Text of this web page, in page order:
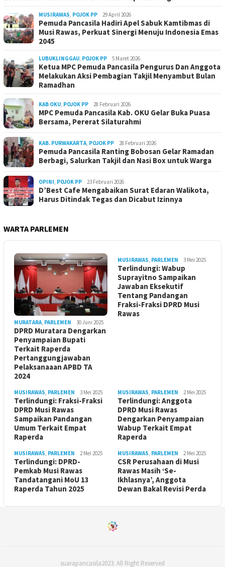
MUSIRAWAS, POJOK PP 29 April 2026
Pemuda Pancasila Hadiri Apel Sabuk Kamtibmas di
Musi Rawas, Perkuat Sinergi Menuju Indonesia Emas
2045
LUBUKLINGGAU, POJOK PP 5 Maret 2026
Ketua MPC Pemuda Pancasila Pengurus Dan Anggota
Melakukan Aksi Pembagian Takjil Menyambut Bulan
Ramadhan
KAB OKU, POJOK PP 28 Februari 2026
MPC Pemuda Pancasila Kab. OKU Gelar Buka Puasa
Bersama, Pererat Silaturahmi
KAB. PURWAKARTA, POJOK PP 28 Februari 2026
Pemuda Pancasila Ranting Bobosan Gelar Ramadan
Berbagi, Salurkan Takjil dan Nasi Box untuk Warga
OPINI, POJOK PP 23 Februari 2026
D’Best Cafe Mengabaikan Surat Edaran Walikota,
Harus Ditindak Tegas dan Dicabut Izinnya
WARTA PARLEMEN
MURATARA, PARLEMEN 30 Juni 2025
DPRD Muratara Dengarkan
Penyampaian Bupati
Terkait Raperda
Pertanggungjawaban
Pelaksanaaan APBD TA
2024
MUSIRAWAS, PARLEMEN 3 Mei 2025
Terlindungi: Wabup
Suprayitno Sampaikan
Jawaban Eksekutif
Tentang Pandangan
Fraksi-Fraksi DPRD Musi
Rawas
MUSIRAWAS, PARLEMEN 3 Mei 2025
Terlindungi: Fraksi-Fraksi
DPRD Musi Rawas
Sampaikan Pandangan
Umum Terkait Empat
Raperda
MUSIRAWAS, PARLEMEN 2 Mei 2025
Terlindungi: Anggota
DPRD Musi Rawas
Dengarkan Penyampaian
Wabup Terkait Empat
Raperda
MUSIRAWAS, PARLEMEN 2 Mei 2025
Terlindungi: DPRD-
Pemkab Musi Rawas
Tandatangani MoU 13
Raperda Tahun 2025
MUSIRAWAS, PARLEMEN 2 Mei 2025
CSR Perusahaan di Musi
Rawas Masih ‘Se-
Ikhlasnya’, Anggota
Dewan Bakal Revisi Perda ‎
suarapancasila2023. All Right Reserved